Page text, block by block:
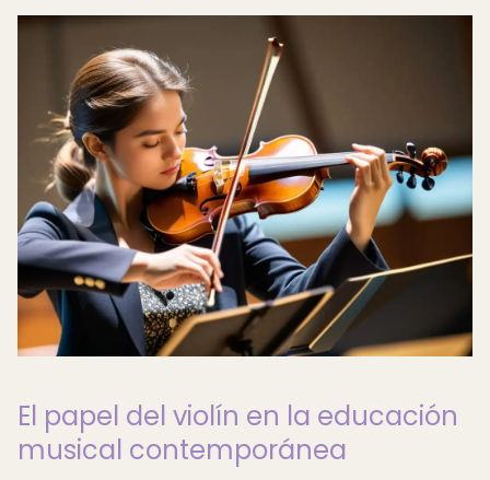
El papel del violín en la educación
musical contemporánea